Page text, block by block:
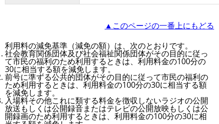
▲このページの一番上にもどる
利用料の減免基準（減免の額）は、次のとおりです。
社会教育関係団体及び社会福祉関係団体がその目的に従っ
て市民の福利のため利用するときは、利用料金の100分の
30に相当する額を減免します。
前号に準ずる公共的団体がその目的に従って市民の福利の
ため利用するときは、利用料金の100分の30に相当する額
を減免します。
入場料その他これに類する料金を徴収しないラジオの公開
放送もしくは公開録音またはテレビの公開放映もしくは公
開録画のため利用するときは、利用料金の100分の30に相